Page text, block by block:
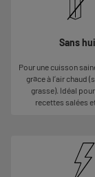
Sans
Pour une cuisson
grâce à l’air chaud
grasse). Idéal
recettes salées